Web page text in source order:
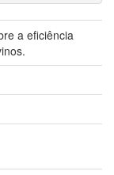
a eficiência